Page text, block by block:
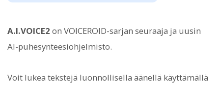
A.I.VOICE2 on VOICEROID-sarjan seuraaja ja uusin
AI-puhesynteesiohjelmisto.
Voit lukea tekstejä luonnollisella äänellä käyttämällä